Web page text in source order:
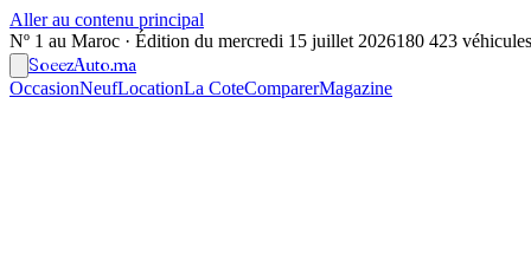
Aller au contenu principal
Nº 1 au Maroc · Édition du mercredi 15 juillet 2026180 423
SoeezAuto.ma
OccasionNeufLocationLa CoteComparerMagazine